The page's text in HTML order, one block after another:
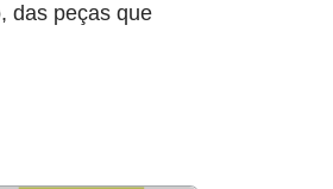
das peças que